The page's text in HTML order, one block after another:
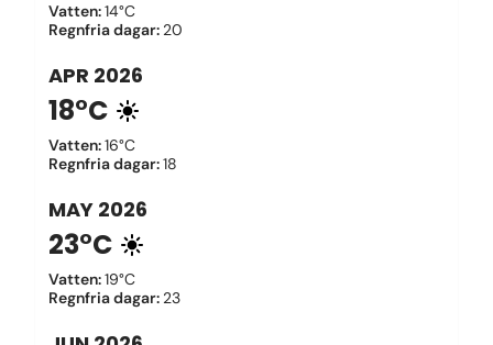
Vatten:14°C
Regnfria dagar: 20
APR 2026
18°C
Vatten:16°C
Regnfria dagar:18
MAY 2026
23°C
Vatten:19°C
Regnfria dagar: 23